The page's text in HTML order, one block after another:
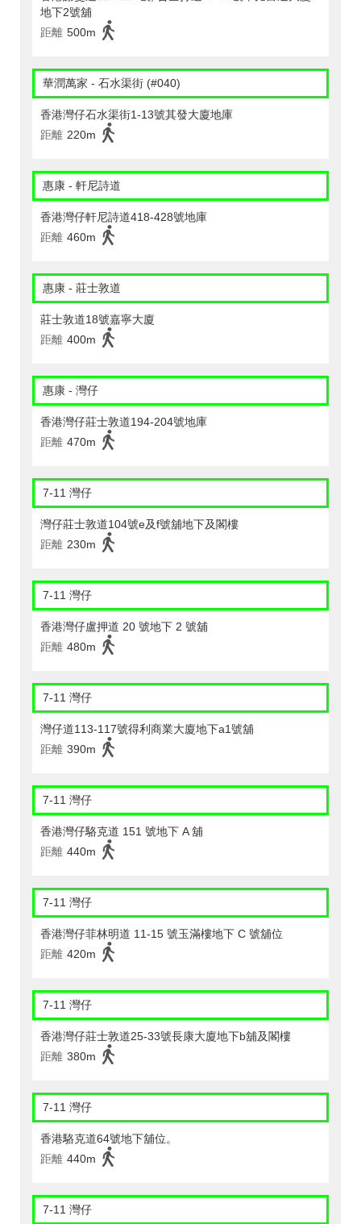
地下2號舖
距離 500m
華潤萬家 - 石水渠街 (#040)
香港灣仔石水渠街1-13號其發大廈地庫
距離 220m
惠康 - 軒尼詩道
香港灣仔軒尼詩道418-428號地庫
距離 460m
惠康 - 莊士敦道
莊士敦道18號嘉寧大廈
距離 400m
惠康 - 灣仔
香港灣仔莊士敦道194-204號地庫
距離 470m
7-11 灣仔
灣仔莊士敦道104號e及f號舖地下及閣樓
距離 230m
7-11 灣仔
香港灣仔盧押道 20 號地下 2 號舖
距離 480m
7-11 灣仔
灣仔道113-117號得利商業大廈地下a1號舖
距離 390m
7-11 灣仔
香港灣仔駱克道 151 號地下 A 舖
距離 440m
7-11 灣仔
香港灣仔菲林明道 11-15 號玉滿樓地下 C 號舖位
距離 420m
7-11 灣仔
香港灣仔莊士敦道25-33號長康大廈地下b舖及閣樓
距離 380m
7-11 灣仔
香港駱克道64號地下舖位。
距離 440m
7-11 灣仔